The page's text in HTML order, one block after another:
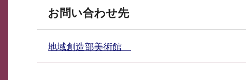
お問い合わせ先
地域創造部美術館